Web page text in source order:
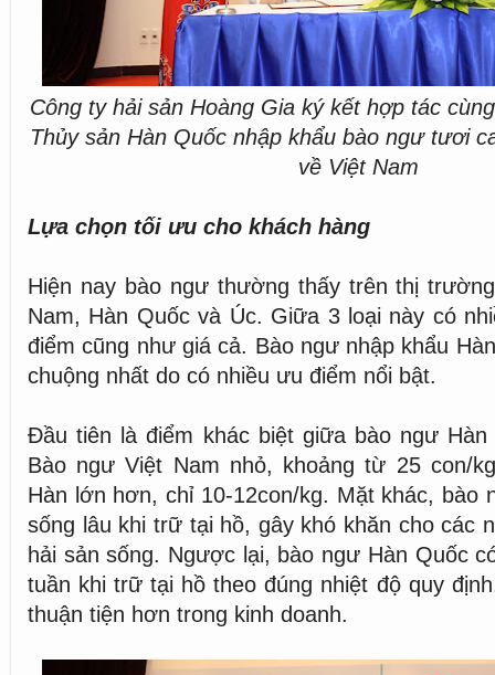
Công ty hải sản Hoàng Gia ký kết hợp tác
Thủy sản Hàn Quốc nhập khẩu bào ngư tươi
về Việt Nam
Lựa chọn tối ưu cho khách hàng
Hiện nay bào ngư thường thấy trên thị
Nam, Hàn Quốc và Úc. Giữa 3 loại này có
điểm cũng như giá cả. Bào ngư nhập khẩu
chuộng nhất do có nhiều ưu điểm nổi bật.
Đầu tiên là điểm khác biệt giữa bào ngư
Bào ngư Việt Nam nhỏ, khoảng từ 25 con/
Hàn lớn hơn, chỉ 10-12con/kg. Mặt khác, bào
sống lâu khi trữ tại hồ, gây khó khăn cho các
hải sản sống. Ngược lại, bào ngư Hàn Quốc
tuần khi trữ tại hồ theo đúng nhiệt độ quy
thuận tiện hơn trong kinh doanh.